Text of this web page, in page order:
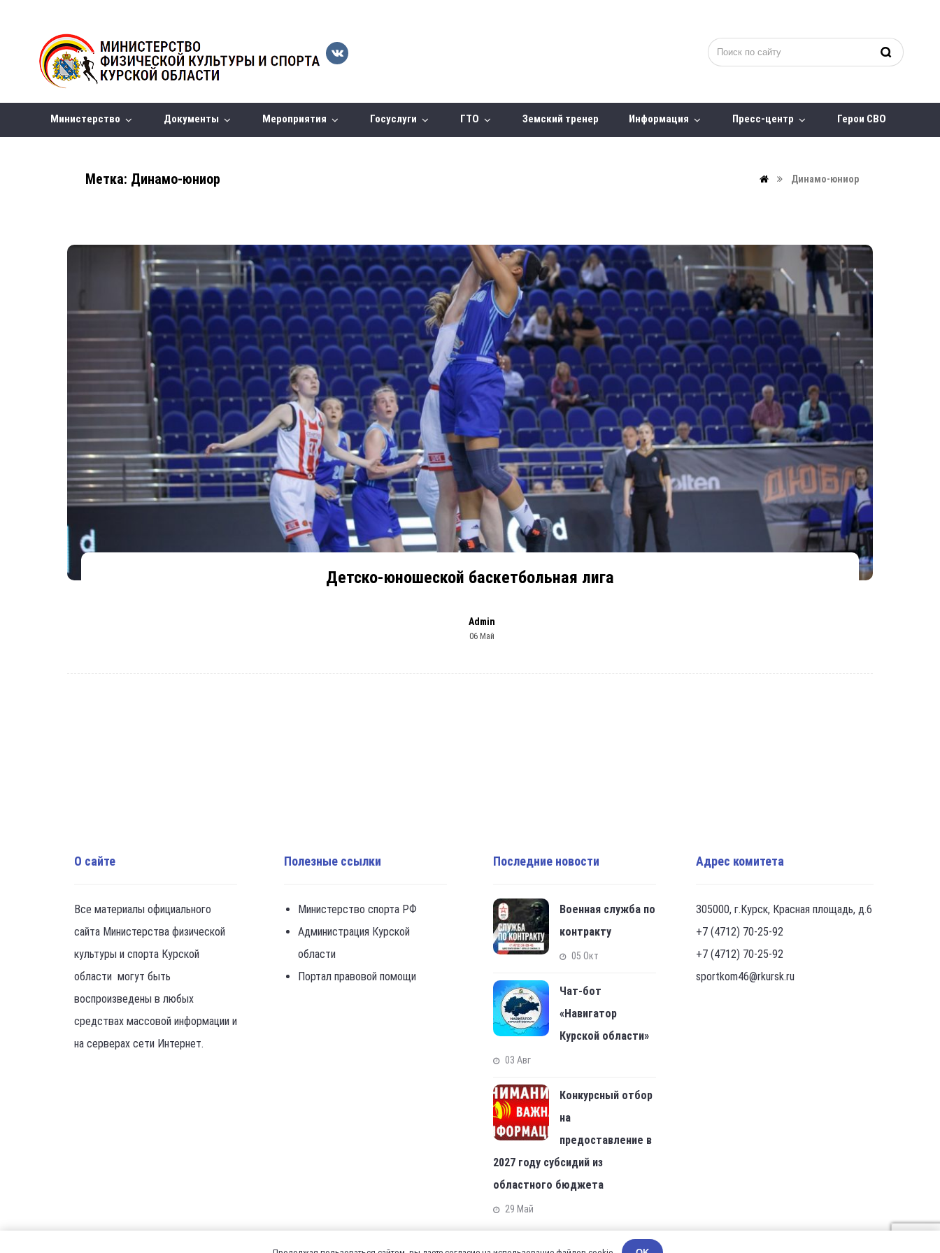
Министерство Документы Мероприятия Госуслуги ГТО Земский тренер Информация Пресс-центр Герои СВО
Метка: Динамо-юниор Динамо-юниор
Детско-юношеской баскетбольная лига
Admin
06 Май
О сайте
Все материалы официального
сайта Министерства физической
культуры и спорта Курской
области могут быть
воспроизведены в любых
средствах массовой информации и
на серверах сети Интернет.
Полезные ссылки
Министерство спорта РФ
Администрация Курской
области
Портал правовой помощи
Последние новости
Военная служба по
контракту
05 Окт
Чат-бот
«Навигатор
Курской области»
03 Авг
Конкурсный отбор
на
предоставление в
2027 году субсидий из
областного бюджета
29 Май
Адрес комитета
305000, г.Курск, Красная площадь, д.6
+7 (4712) 70-25-92
+7 (4712) 70-25-92
sportkom46@rkursk.ru